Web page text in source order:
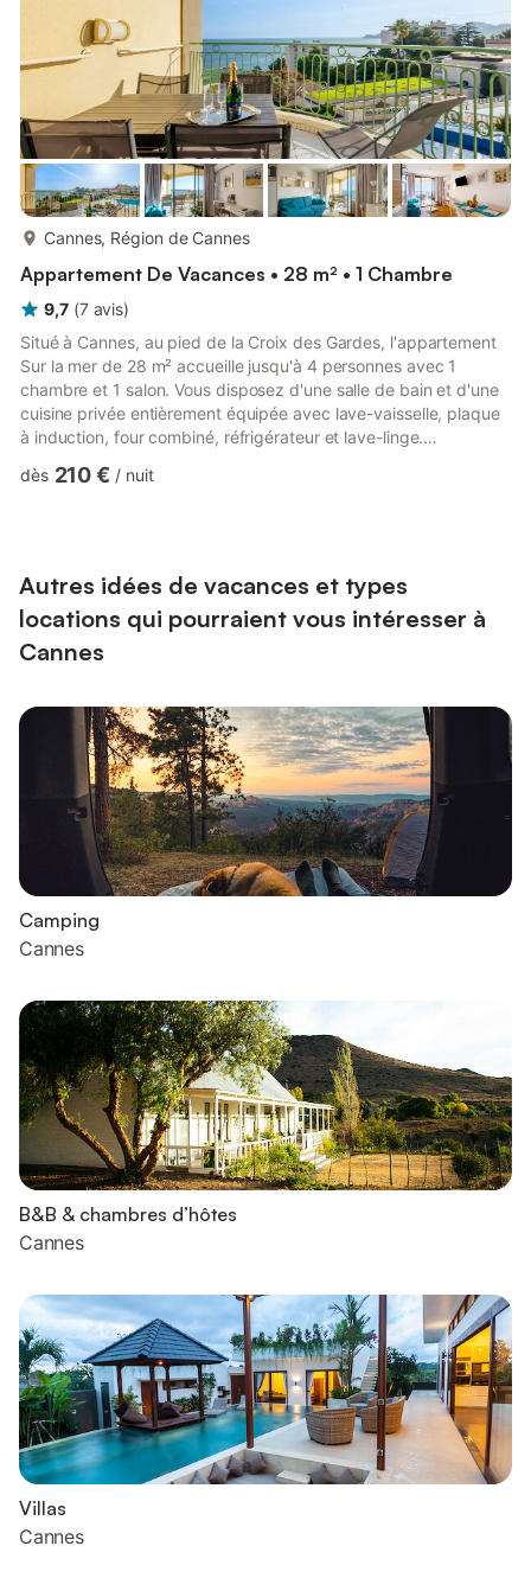
Cannes, Région de Cannes
Appartement De Vacances • 28 m² • 1 Chambre
9,7 (7 avis)
Situé à Cannes, au pied de la Croix des Gardes, l'appartement
Sur la mer de 28 m² accueille jusqu'à 4 personnes avec 1
chambre et 1 salon. Vous disposez d'une salle de bain et d'une
cuisine privée entièrement équipée avec lave-vaisselle, plaque
à induction, four combiné, réfrigérateur et lave-linge.
appels vidéo, une télévision, un accès par ascenseur et un
dès 210 € / nuit
Autres idées de vacances et types
locations qui pourraient vous intéresser à
Cannes
Camping
Cannes
B&B & chambres d’hôtes
Cannes
Villas
Cannes